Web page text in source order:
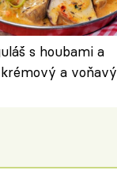
s houbami a
a voňavý
hrnce